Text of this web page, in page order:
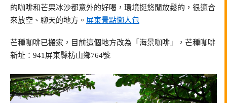
的咖啡和芒果冰沙都意外的好喝，環境挺悠閒放鬆的，很適合
來放空、聊天的地方。 屏東景點懶人包
芒種咖啡已搬家，目前這個地方改為「海景咖啡」，芒種咖啡
新址：941屏東縣枋山鄉764號